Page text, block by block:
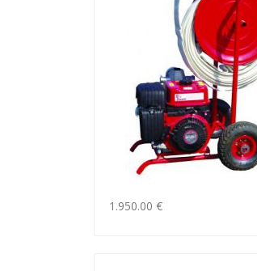
1.950.00 €